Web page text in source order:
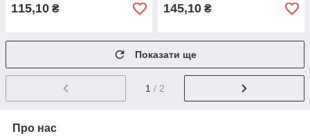
115,10 ₴ 145,10 ₴
Показати ще
1 / 2
Про нас